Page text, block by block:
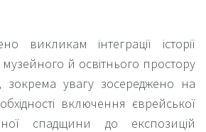
викликам інтеграції історії
музейного й освітнього простору
зокрема увагу зосереджено на
включення єврейської
спадщини до експозицій